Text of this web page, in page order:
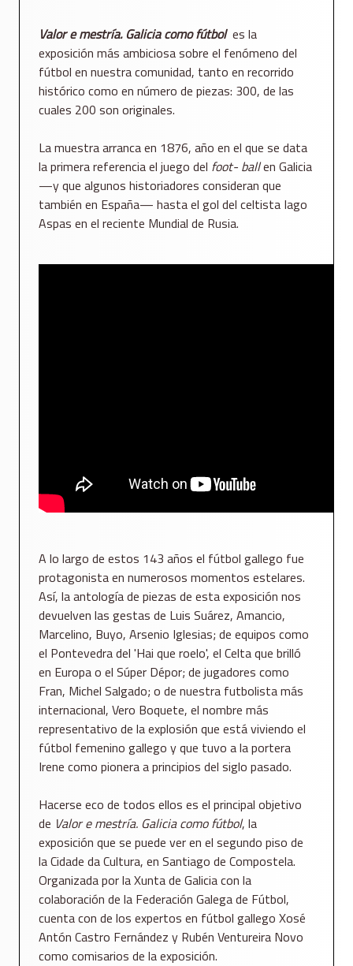
Valor e mestría. Galicia como fútboles la
exposición más ambiciosa sobre el fenómeno del
fútbol en nuestra comunidad, tanto en recorrido
histórico como en número de piezas: 300, de las
cuales 200 son originales.
La muestra arranca en 1876, año en el que se data
la primera referencia el juego del foot- ballen Galicia
—y que algunos historiadores consideran que
también en España— hasta el gol del celtista Iago
Aspas en el reciente Mundial de Rusia.
A lo largo de estos 143 años el fútbol gallego fue
protagonista en numerosos momentos estelares.
Así, la antología de piezas de esta exposición nos
devuelven las gestas de Luis Suárez, Amancio,
Marcelino, Buyo, Arsenio Iglesias; de equipos como
el Pontevedra del 'Hai que roelo', el Celta que brilló
en Europa o el Súper Dépor; de jugadores como
Fran, Michel Salgado; o de nuestra futbolista más
internacional, Vero Boquete, el nombre más
representativo de la explosión que está viviendo el
fútbol femenino gallego y que tuvo a la portera
Irene como pionera a principios del siglo pasado.
Hacerse eco de todos ellos es el principal objetivo
de Valor e mestría. Galicia como fútbol, la
exposición que se puede ver en el segundo piso de
la Cidade da Cultura, en Santiago de Compostela.
Organizada por la Xunta de Galicia con la
colaboración de la Federación Galega de Fútbol,
cuenta con de los expertos en fútbol gallego Xosé
Antón Castro Fernández y Rubén Ventureira Novo
como comisarios de la exposición.